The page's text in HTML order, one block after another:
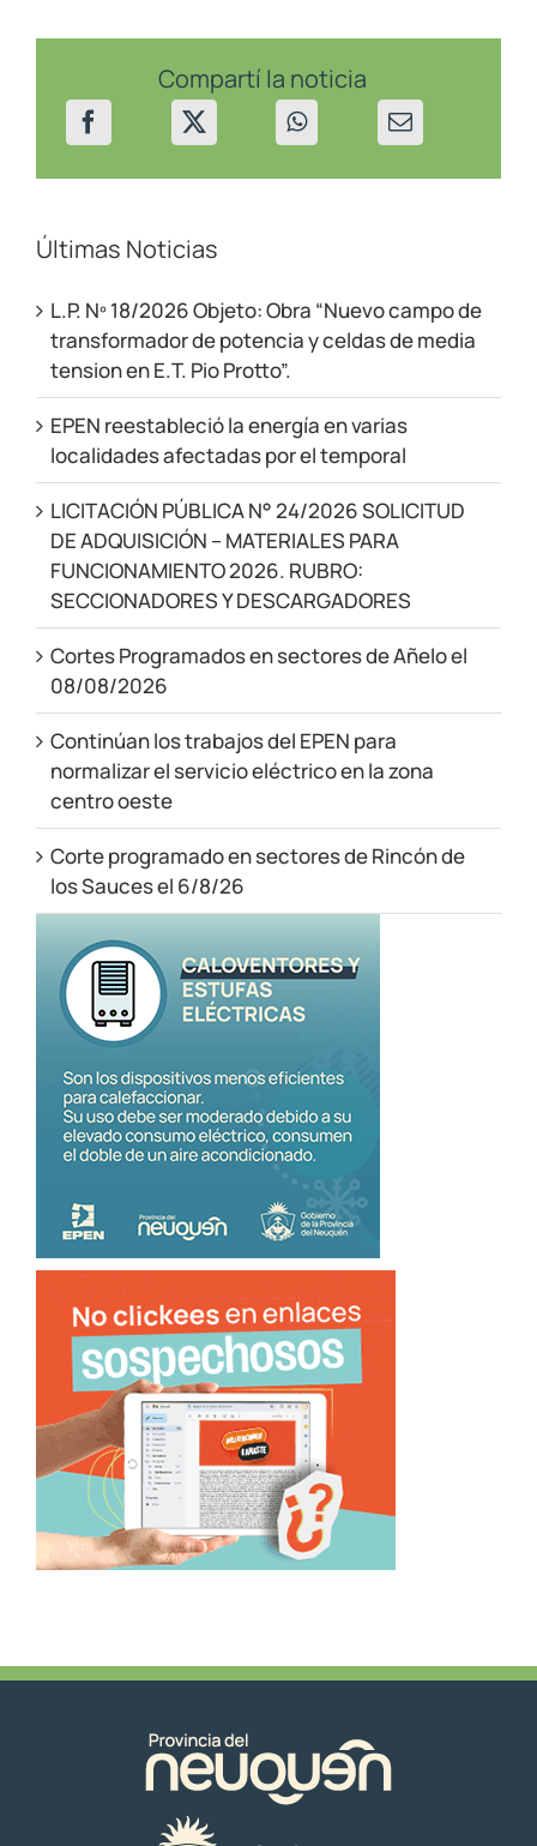
Las
Lajas
para
la
mejora
Compartí la noticia
Últimas Noticias
L.P. Nº 18/2026 Objeto: Obra “Nuevo campo de
transformador de potencia y celdas de media
tension en E.T. Pio Protto”.
EPEN reestableció la energía en varias
localidades afectadas por el temporal
LICITACIÓN PÚBLICA N° 24/2026 SOLICITUD
DE ADQUISICIÓN – MATERIALES PARA
FUNCIONAMIENTO 2026. RUBRO:
SECCIONADORES Y DESCARGADORES
Cortes Programados en sectores de Añelo el
08/08/2026
Continúan los trabajos del EPEN para
normalizar el servicio eléctrico en la zona
centro oeste
Corte programado en sectores de Rincón de
los Sauces el 6/8/26